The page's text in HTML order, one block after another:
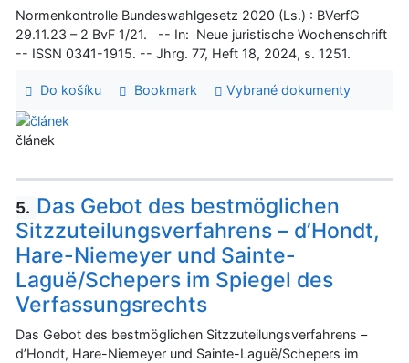
Normenkontrolle Bundeswahlgesetz 2020 (Ls.) : BVerfG
29.11.23 – 2 BvF 1/21. -- In: Neue juristische Wochenschrift
-- ISSN 0341-1915. -- Jhrg. 77, Heft 18, 2024, s. 1251.
Do košíku Bookmark Vybrané dokumenty
článek
5. Das Gebot des bestmöglichen
Sitzzuteilungsverfahrens – d’Hondt,
Hare-Niemeyer und Sainte-
Laguë/Schepers im Spiegel des
Verfassungsrechts
Das Gebot des bestmöglichen Sitzzuteilungsverfahrens –
d’Hondt, Hare-Niemeyer und Sainte-Laguë/Schepers im